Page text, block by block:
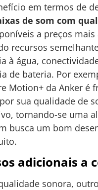
em termos de
de som com
a preços mais
recursos
à água,
de bateria. Por
Motion+ da Anker é
sua qualidade de
tornando-se uma
busca um bom
adicionais a
sonora,